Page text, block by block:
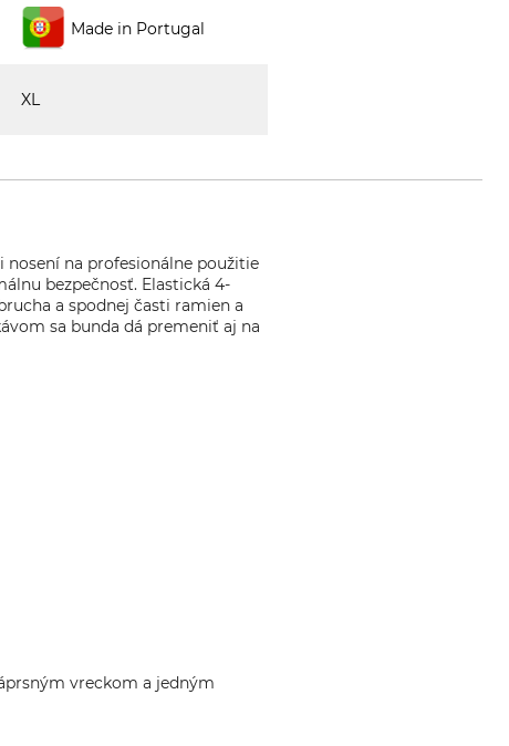
Made in Portugal
XL
na profesionálne použitie
bezpečnosť. Elastická 4-
a spodnej časti ramien a
sa bunda dá premeniť aj na
vreckom a jedným